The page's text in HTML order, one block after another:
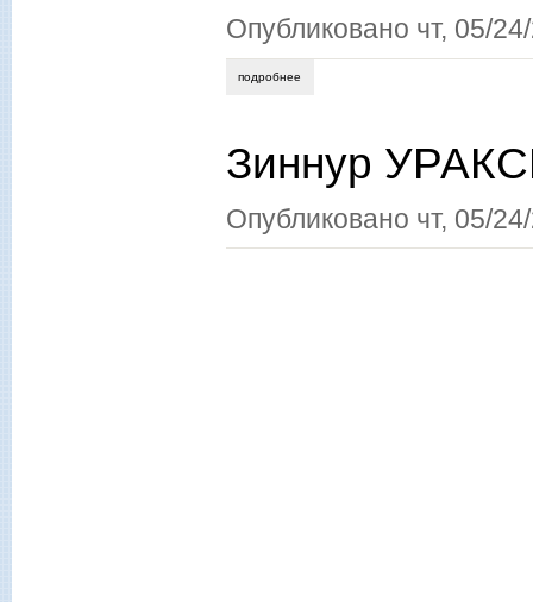
Опубликовано чт, 05/
подробнее
Зиннур
Опубликовано чт, 05/